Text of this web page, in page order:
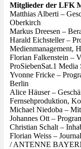
Mitglieder der LFK
Matthias Alberti –
Oberkirch
Markus Dreesen –
Harald Eichsteller –
Medienmanagement,
Florian Falkenstein –
ProSiebenSat.1
Yvonne Fricke –
Berlin
Alice Häuser –
Fernsehproduktion,
Michael Niedoba –
Johannes Ott –
Christian Schalt –
Florian Weiss –
/ ANTENNE